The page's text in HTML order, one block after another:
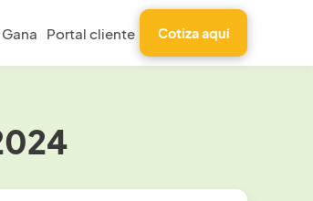
Portal cliente Cotiza aquí